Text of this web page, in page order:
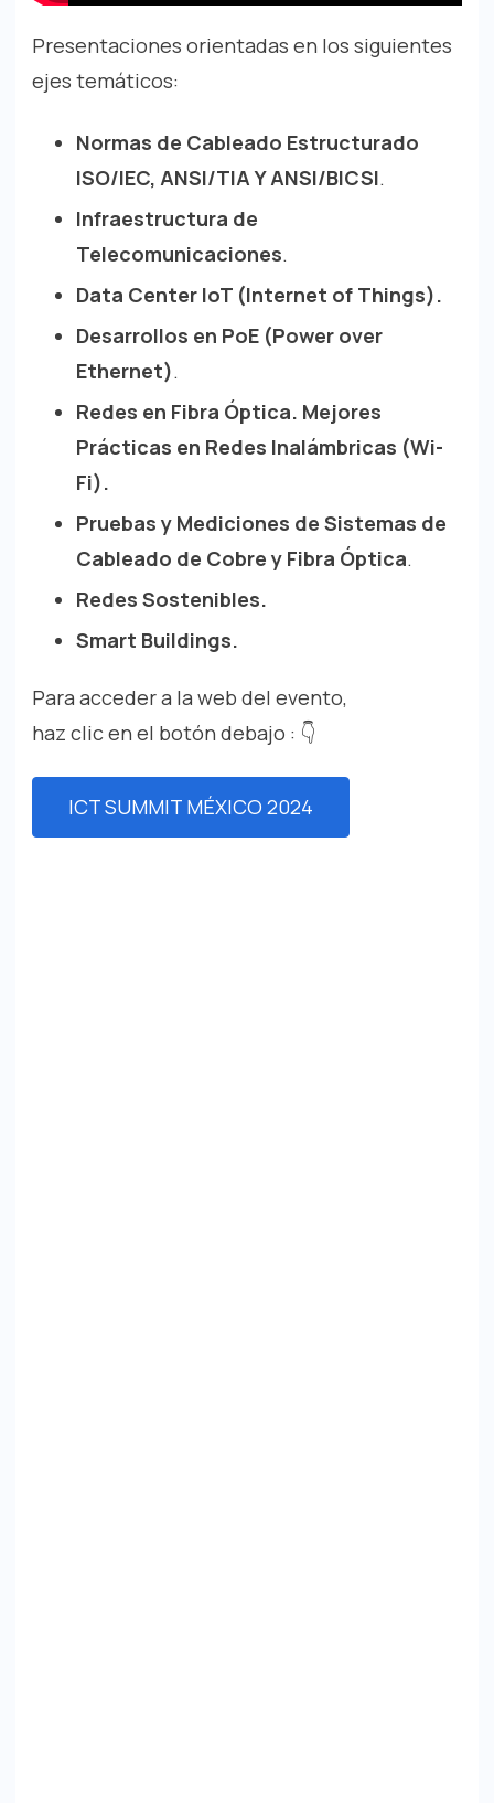
Presentaciones orientadas en los siguientes
ejes temáticos:
Normas de Cableado Estructurado
ISO/IEC, ANSI/TIA Y ANSI/BICSI.
Infraestructura de
Telecomunicaciones.
Data Center IoT (Internet of Things).
Desarrollos en PoE (Power over
Ethernet).
Redes en Fibra Óptica. Mejores
Prácticas en Redes Inalámbricas (Wi-
Fi).
Pruebas y Mediciones de Sistemas de
Cableado de Cobre y Fibra Óptica.
Redes Sostenibles.
Smart Buildings.
Para acceder a la web del evento,
haz clic en el botón debajo : 👇
ICT SUMMIT MÉXICO 2024